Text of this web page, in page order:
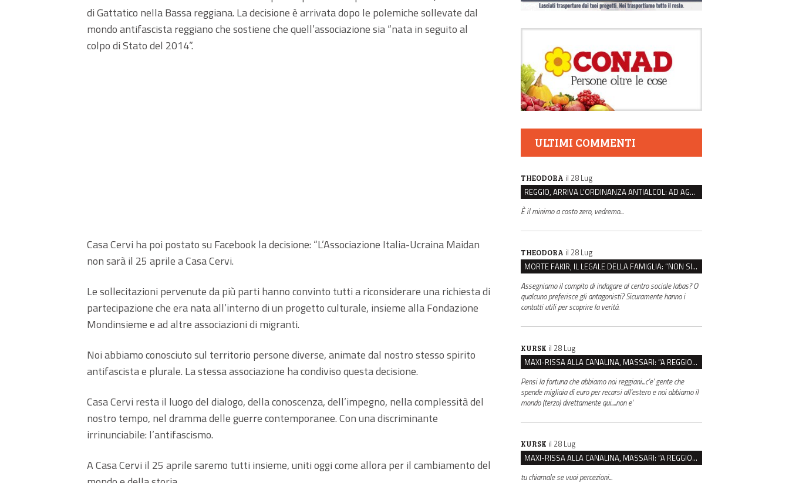
di Gattatico nella Bassa reggiana. La decisione è arrivata dopo le polemiche sollevate dal
mondo antifascista reggiano che sostiene che quell’associazione sia “nata in seguito al
colpo di Stato del 2014”.
Casa Cervi ha poi postato su Facebook la decisione: “L’Associazione Italia-Ucraina Maidan
non sarà il 25 aprile a Casa Cervi.
Le sollecitazioni pervenute da più parti hanno convinto tutti a riconsiderare una richiesta di
partecipazione che era nata all’interno di un progetto culturale, insieme alla Fondazione
Mondinsieme e ad altre associazioni di migranti.
Noi abbiamo conosciuto sul territorio persone diverse, animate dal nostro stesso spirito
antifascista e plurale. La stessa associazione ha condiviso questa decisione.
Casa Cervi resta il luogo del dialogo, della conoscenza, dell’impegno, nella complessità del
nostro tempo, nel dramma delle guerre contemporanee. Con una discriminante
irrinunciabile: l’antifascismo.
A Casa Cervi il 25 aprile saremo tutti insieme, uniti oggi come allora per il cambiamento del
ULTIMI COMMENTI
THEODORA il 28 Lug
REGGIO, ARRIVA L’ORDINANZA ANTIALCOL: AD AGOSTO ESERCIZI DI VICINATO CHIUSI DALLE 22 ALLE 6
È il minimo a costo zero, vedremo...
THEODORA il 28 Lug
MORTE FAKIR, IL LEGALE DELLA FAMIGLIA: “NON SIA LA POLIZIA DI STATO A INDAGARE”
Assegniamo il compito di indagare al centro sociale labas? O
qualcuno preferisce gli antagonisti? Sicuramente hanno i
contatti utili per scoprire la verità.
KURSK il 28 Lug
MAXI-RISSA ALLA CANALINA, MASSARI: “A REGGIO FATTI COSÌ GRAVI NON DEVONO TROVARE SPAZIO”
Pensi la fortuna che abbiamo noi reggiani...c'e' gente che
spende migliaia di euro per recarsi all'estero e noi abbiamo il
mondo (terzo) direttamente qui....non e'
KURSK il 28 Lug
MAXI-RISSA ALLA CANALINA, MASSARI: “A REGGIO FATTI COSÌ GRAVI NON DEVONO TROVARE SPAZIO”
tu chiamale se vuoi percezioni...